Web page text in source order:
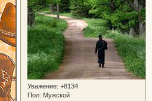
Уважение: +8134
Пол: Мужской